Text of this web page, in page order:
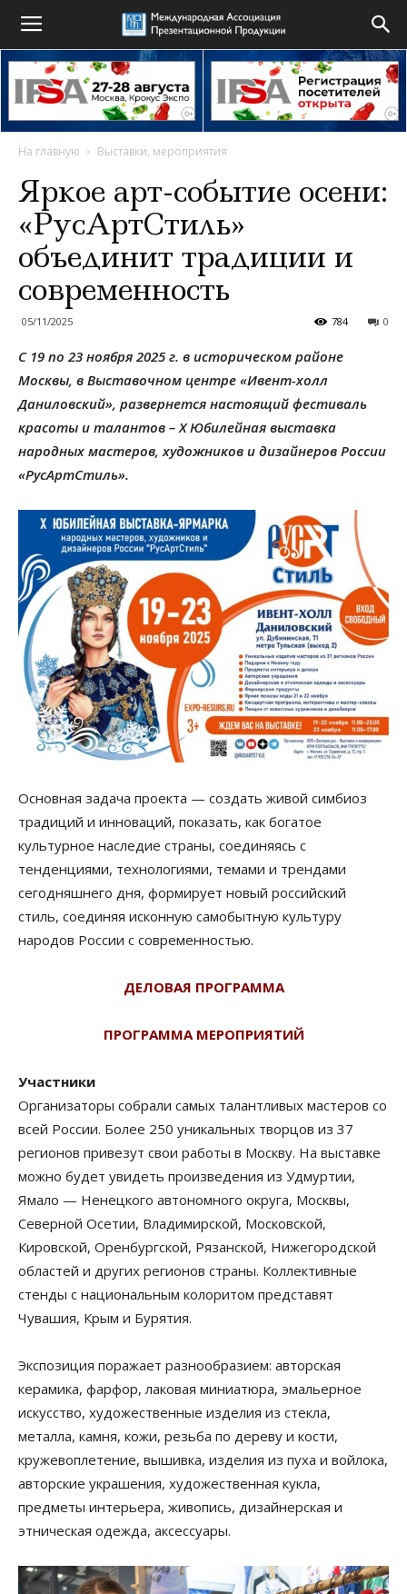
На главную Выставки, мероприятия
Яркое арт-событие осени:
«РусАртСтиль»
объединит традиции и
современность
05/11/2025 0
784
С 19 по 23 ноября 2025 г. в историческом районе
Москвы, в Выставочном центре «Ивент-холл
Даниловский», развернется настоящий фестиваль
красоты и талантов – Х Юбилейная выставка
народных мастеров, художников и дизайнеров России
«РусАртСтиль».
Основная задача проекта — создать живой симбиоз
традиций и инноваций, показать, как богатое
культурное наследие страны, соединяясь с
тенденциями, технологиями, темами и трендами
сегодняшнего дня, формирует новый российский
стиль, соединяя исконную самобытную культуру
народов России с современностью.
ДЕЛОВАЯ ПРОГРАММА
ПРОГРАММА МЕРОПРИЯТИЙ
Участники
Организаторы собрали самых талантливых мастеров со
всей России. Более 250 уникальных творцов из 37
регионов привезут свои работы в Москву. На выставке
можно будет увидеть произведения из Удмуртии,
Ямало — Ненецкого автономного округа, Москвы,
Северной Осетии, Владимирской, Московской,
Кировской, Оренбургской, Рязанской, Нижегородской
областей и других регионов страны. Коллективные
стенды с национальным колоритом представят
Чувашия, Крым и Бурятия.
Экспозиция поражает разнообразием: авторская
керамика, фарфор, лаковая миниатюра, эмальерное
искусство, художественные изделия из стекла,
металла, камня, кожи, резьба по дереву и кости,
кружевоплетение, вышивка, изделия из пуха и войлока,
авторские украшения, художественная кукла,
предметы интерьера, живопись, дизайнерская и
этническая одежда, аксессуары.